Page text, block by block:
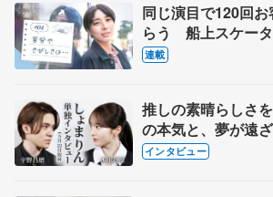
同じ演目で120回
らう 船上スケー
とは 影響あった
連載
推しの素晴らしさ
の本気と、夢が遠
田真凜の覚悟
インタビュー